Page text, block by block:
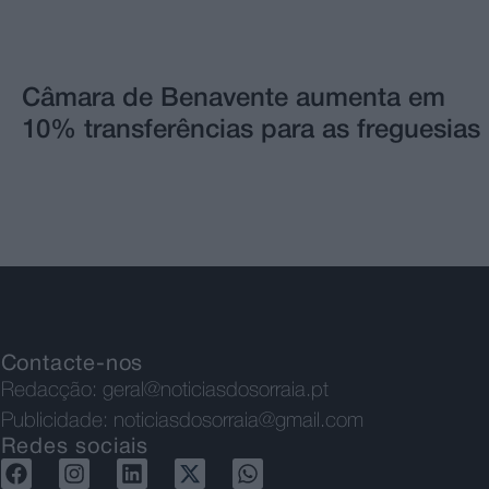
Câmara de Benavente aumenta em
10% transferências para as freguesias
Contacte-nos
Redacção: geral@noticiasdosorraia.pt
Publicidade: noticiasdosorraia@gmail.com
Redes sociais